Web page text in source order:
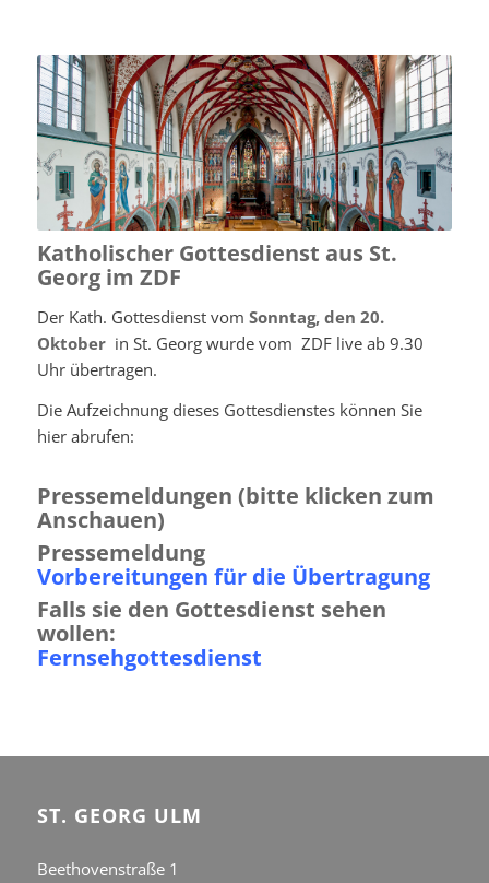
Katholischer Gottesdienst aus St.
Georg im ZDF
Der Kath. Gottesdienst vom Sonntag, den 20.
Oktoberin St. Georg wurde vom ZDF live ab 9.30
Uhr übertragen.
Die Aufzeichnung dieses Gottesdienstes können Sie
hier abrufen:
Pressemeldungen (bitte klicken zum
Anschauen)
Pressemeldung
Vorbereitungen für die Übertragung
Falls sie den Gottesdienst sehen
wollen:
Fernsehgottesdienst
ST. GEORG ULM
Beethovenstraße 1